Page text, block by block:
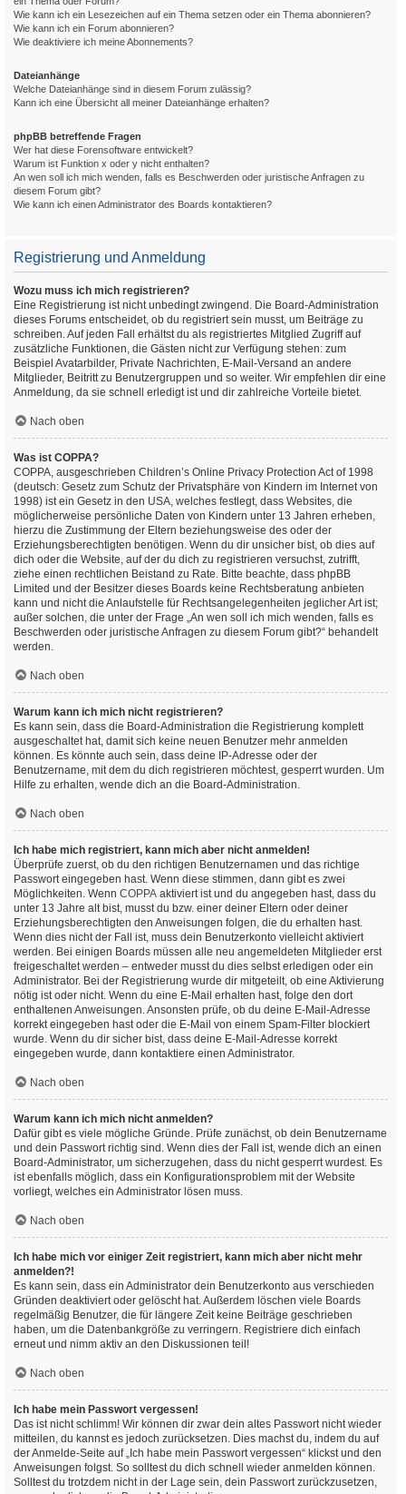
Wie kann ich ein Lesezeichen auf ein Thema setzen oder ein Thema abonnieren?
Wie kann ich ein Forum abonnieren?
Wie deaktiviere ich meine Abonnements?
Dateianhänge
Welche Dateianhänge sind in diesem Forum zulässig?
Kann ich eine Übersicht all meiner Dateianhänge erhalten?
phpBB betreffende Fragen
Wer hat diese Forensoftware entwickelt?
Warum ist Funktion x oder y nicht enthalten?
An wen soll ich mich wenden, falls es Beschwerden oder juristische Anfragen zu
diesem Forum gibt?
Wie kann ich einen Administrator des Boards kontaktieren?
Registrierung und Anmeldung
Wozu muss ich mich registrieren?
Eine Registrierung ist nicht unbedingt zwingend. Die Board-Administration
dieses Forums entscheidet, ob du registriert sein musst, um Beiträge zu
schreiben. Auf jeden Fall erhältst du als registriertes Mitglied Zugriff auf
zusätzliche Funktionen, die Gästen nicht zur Verfügung stehen: zum
Beispiel Avatarbilder, Private Nachrichten, E-Mail-Versand an andere
Mitglieder, Beitritt zu Benutzergruppen und so weiter. Wir empfehlen dir eine
Anmeldung, da sie schnell erledigt ist und dir zahlreiche Vorteile bietet.
Nach oben
Was ist COPPA?
COPPA, ausgeschrieben Children’s Online Privacy Protection Act of 1998
(deutsch: Gesetz zum Schutz der Privatsphäre von Kindern im Internet von
1998) ist ein Gesetz in den USA, welches festlegt, dass Websites, die
möglicherweise persönliche Daten von Kindern unter 13 Jahren erheben,
hierzu die Zustimmung der Eltern beziehungsweise des oder der
Erziehungsberechtigten benötigen. Wenn du dir unsicher bist, ob dies auf
dich oder die Website, auf der du dich zu registrieren versuchst, zutrifft,
ziehe einen rechtlichen Beistand zu Rate. Bitte beachte, dass phpBB
Limited und der Besitzer dieses Boards keine Rechtsberatung anbieten
kann und nicht die Anlaufstelle für Rechtsangelegenheiten jeglicher Art ist;
außer solchen, die unter der Frage „An wen soll ich mich wenden, falls es
Beschwerden oder juristische Anfragen zu diesem Forum gibt?“ behandelt
werden.
Nach oben
Warum kann ich mich nicht registrieren?
Es kann sein, dass die Board-Administration die Registrierung komplett
ausgeschaltet hat, damit sich keine neuen Benutzer mehr anmelden
können. Es könnte auch sein, dass deine IP-Adresse oder der
Benutzername, mit dem du dich registrieren möchtest, gesperrt wurden. Um
Hilfe zu erhalten, wende dich an die Board-Administration.
Nach oben
Ich habe mich registriert, kann mich aber nicht anmelden!
Überprüfe zuerst, ob du den richtigen Benutzernamen und das richtige
Passwort eingegeben hast. Wenn diese stimmen, dann gibt es zwei
Möglichkeiten. Wenn COPPA aktiviert ist und du angegeben hast, dass du
unter 13 Jahre alt bist, musst du bzw. einer deiner Eltern oder deiner
Erziehungsberechtigten den Anweisungen folgen, die du erhalten hast.
Wenn dies nicht der Fall ist, muss dein Benutzerkonto vielleicht aktiviert
werden. Bei einigen Boards müssen alle neu angemeldeten Mitglieder erst
freigeschaltet werden – entweder musst du dies selbst erledigen oder ein
Administrator. Bei der Registrierung wurde dir mitgeteilt, ob eine Aktivierung
nötig ist oder nicht. Wenn du eine E-Mail erhalten hast, folge den dort
enthaltenen Anweisungen. Ansonsten prüfe, ob du deine E-Mail-Adresse
korrekt eingegeben hast oder die E-Mail von einem Spam-Filter blockiert
wurde. Wenn du dir sicher bist, dass deine E-Mail-Adresse korrekt
eingegeben wurde, dann kontaktiere einen Administrator.
Nach oben
Warum kann ich mich nicht anmelden?
Dafür gibt es viele mögliche Gründe. Prüfe zunächst, ob dein Benutzername
und dein Passwort richtig sind. Wenn dies der Fall ist, wende dich an einen
Board-Administrator, um sicherzugehen, dass du nicht gesperrt wurdest. Es
ist ebenfalls möglich, dass ein Konfigurationsproblem mit der Website
vorliegt, welches ein Administrator lösen muss.
Nach oben
Ich habe mich vor einiger Zeit registriert, kann mich aber nicht mehr
anmelden?!
Es kann sein, dass ein Administrator dein Benutzerkonto aus verschieden
Gründen deaktiviert oder gelöscht hat. Außerdem löschen viele Boards
regelmäßig Benutzer, die für längere Zeit keine Beiträge geschrieben
haben, um die Datenbankgröße zu verringern. Registriere dich einfach
erneut und nimm aktiv an den Diskussionen teil!
Nach oben
Ich habe mein Passwort vergessen!
Das ist nicht schlimm! Wir können dir zwar dein altes Passwort nicht wieder
mitteilen, du kannst es jedoch zurücksetzen. Dies machst du, indem du auf
der Anmelde-Seite auf „Ich habe mein Passwort vergessen“ klickst und den
Anweisungen folgst. So solltest du dich schnell wieder anmelden können.
Solltest du trotzdem nicht in der Lage sein, dein Passwort zurückzusetzen,